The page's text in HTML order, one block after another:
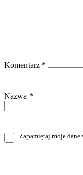
Komentarz *
Nazwa *
Zapamiętaj moje